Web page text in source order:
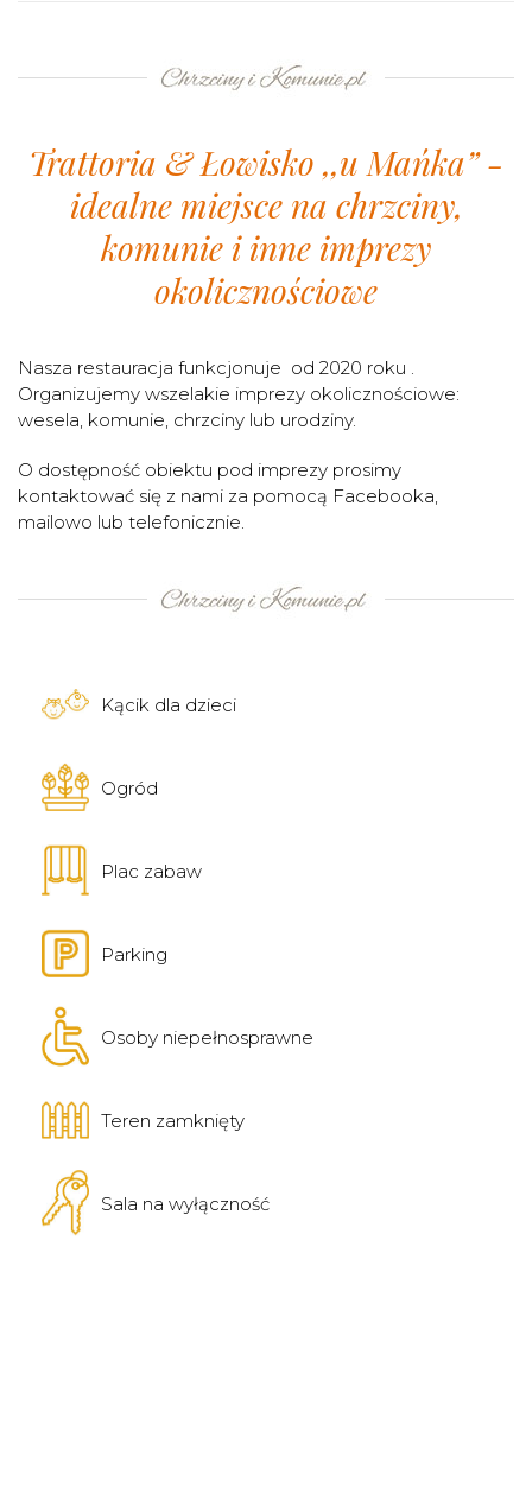
Trattoria & Łowisko ,,u Mańka” -
idealne miejsce na chrzciny,
komunie i inne imprezy
okolicznościowe
Nasza restauracja funkcjonuje od 2020 roku .
Organizujemy wszelakie imprezy okolicznościowe:
wesela, komunie, chrzciny lub urodziny.
O dostępność obiektu pod imprezy prosimy
kontaktować się z nami za pomocą Facebooka,
mailowo lub telefonicznie.
Kącik dla dzieci
Ogród
Plac zabaw
Parking
Osoby niepełnosprawne
Teren zamknięty
Sala na wyłączność